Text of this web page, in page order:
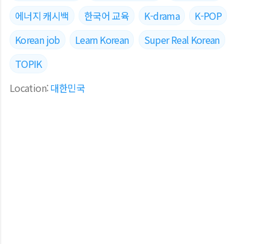
에너지 캐시백
한국어 교육 K-drama
K-POP
Korean job
Learn Korean
Super Real Korean
TOPIK
Location:대한민국